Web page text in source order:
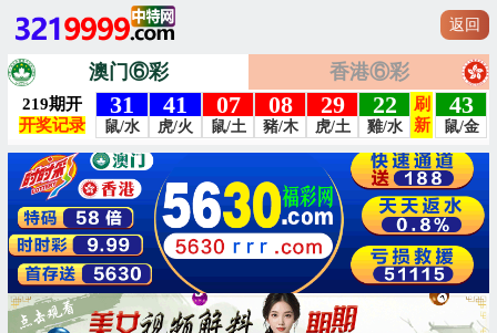
返回
澳门⑥彩 香港⑥彩